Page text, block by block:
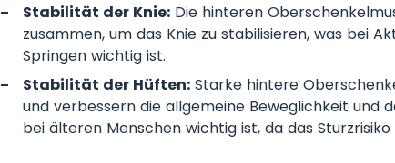
Stabilität der Knie:Die hinteren
zusammen, um das Knie zu stabilisieren, was bei
Springen wichtig ist.
Stabilität der Hüften:Starke hintere
und verbessern die allgemeine Beweglichkeit und
bei älteren Menschen wichtig ist, da das